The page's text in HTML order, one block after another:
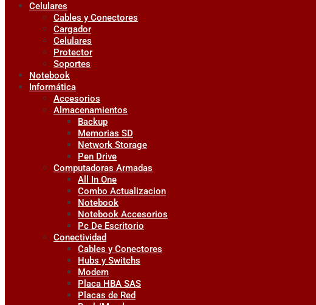
Celulares
Cables y Conectores
Cargador
Celulares
Protector
Soportes
Notebook
Informática
Accesorios
Almacenamientos
Backup
Memorias SD
Network Storage
Pen Drive
Computadoras Armadas
All In One
Combo Actualizacion
Notebook
Notebook Accesorios
Pc De Escritorio
Conectividad
Cables y Conectores
Hubs y Switchs
Modem
Placa HBA SAS
Placas de Red